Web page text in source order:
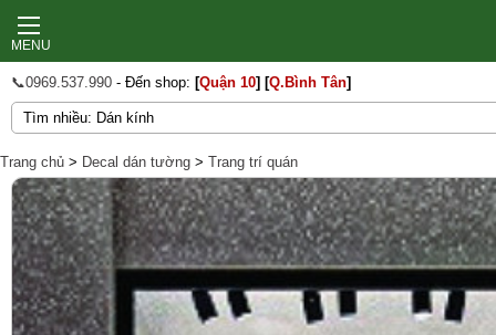
MENU
📞0969.537.990 - Đến shop: [Quận 10] [Q.Bình Tân]
Trang chủ > Decal dán tường > Trang trí quán